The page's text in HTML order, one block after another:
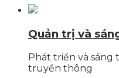
Quản trị và
Phát triển và sáng
truyền thông